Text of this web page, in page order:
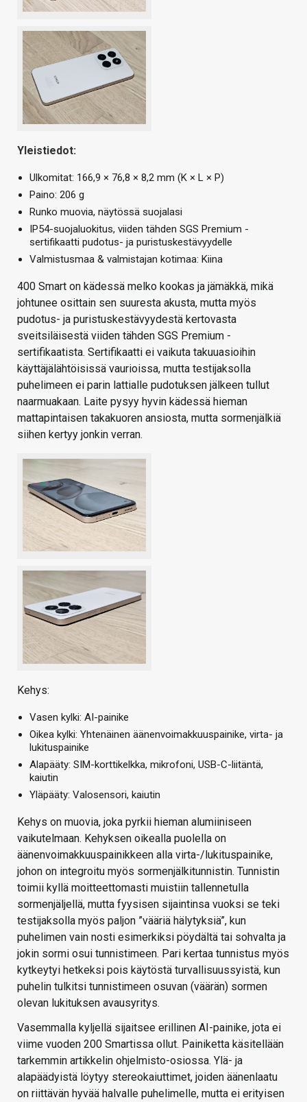
Yleistiedot:
Ulkomitat: 166,9 × 76,8 × 8,2 mm (K × L × P)
Paino: 206 g
Runko muovia, näytössä suojalasi
IP54-suojaluokitus, viiden tähden SGS Premium -
sertifikaatti pudotus- ja puristuskestävyydelle
Valmistusmaa & valmistajan kotimaa: Kiina
400 Smart on kädessä melko kookas ja jämäkkä, mikä
johtunee osittain sen suuresta akusta, mutta myös
pudotus- ja puristuskestävyydestä kertovasta
sveitsiläisestä viiden tähden SGS Premium -
sertifikaatista. Sertifikaatti ei vaikuta takuuasioihin
käyttäjälähtöisissä vaurioissa, mutta testijaksolla
puhelimeen ei parin lattialle pudotuksen jälkeen tullut
naarmuakaan. Laite pysyy hyvin kädessä hieman
mattapintaisen takakuoren ansiosta, mutta sormenjälkiä
siihen kertyy jonkin verran.
Kehys:
Vasen kylki: AI-painike
Oikea kylki: Yhtenäinen äänenvoimakkuuspainike, virta- ja
lukituspainike
Alapääty: SIM-korttikelkka, mikrofoni, USB-C-liitäntä,
kaiutin
Yläpääty: Valosensori, kaiutin
Kehys on muovia, joka pyrkii hieman alumiiniseen
vaikutelmaan. Kehyksen oikealla puolella on
äänenvoimakkuuspainikkeen alla virta-/lukituspainike,
johon on integroitu myös sormenjälkitunnistin. Tunnistin
toimii kyllä moitteettomasti muistiin tallennetulla
sormenjäljellä, mutta fyysisen sijaintinsa vuoksi se teki
testijaksolla myös paljon ”vääriä hälytyksiä”, kun
puhelimen vain nosti esimerkiksi pöydältä tai sohvalta ja
jokin sormi osui tunnistimeen. Pari kertaa tunnistus myös
kytkeytyi hetkeksi pois käytöstä turvallisuussyistä, kun
puhelin tulkitsi tunnistimeen osuvan (väärän) sormen
olevan lukituksen avausyritys.
Vasemmalla kyljellä sijaitsee erillinen AI-painike, jota ei
viime vuoden 200 Smartissa ollut. Painiketta käsitellään
tarkemmin artikkelin ohjelmisto-osiossa. Ylä- ja
alapäädyistä löytyy stereokaiuttimet, joiden äänenlaatu
on riittävän hyvää halvalle puhelimelle, mutta ei erityisen